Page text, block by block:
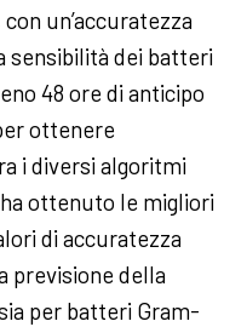
un’accuratezza
sensibilità dei batteri
48 ore di anticipo
ottenere
i diversi algoritmi
ottenuto le migliori
di accuratezza
previsione della
per batteri Gram-